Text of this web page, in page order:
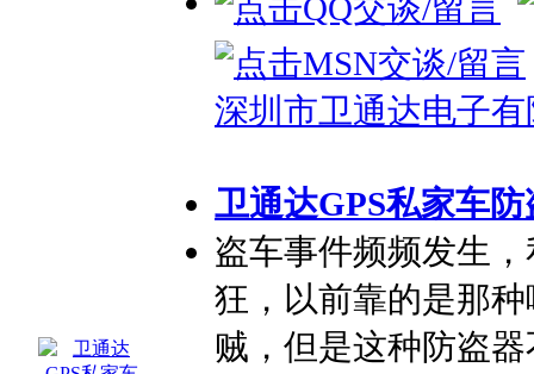
深圳市卫通达电子
卫通达GPS私家车
盗车事件频频发生
狂，以前靠的是那
贼，但是这种防盗